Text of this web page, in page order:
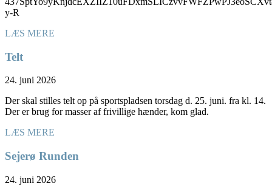
y-R
LÆS MERE
Telt
24. juni 2026
Der skal stilles telt op på sportspladsen torsdag d. 25. juni. fra kl. 14.
Der er brug for masser af frivillige hænder, kom glad.
LÆS MERE
Sejerø Runden
24. juni 2026